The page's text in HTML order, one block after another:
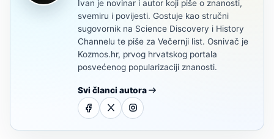
Ivan je novinar i autor koji piše o znanosti,
svemiru i povijesti. Gostuje kao stručni
sugovornik na Science Discovery i History
Channelu te piše za Večernji list. Osnivač je
Kozmos.hr, prvog hrvatskog portala
posvećenog popularizaciji znanosti.
Svi članci autora